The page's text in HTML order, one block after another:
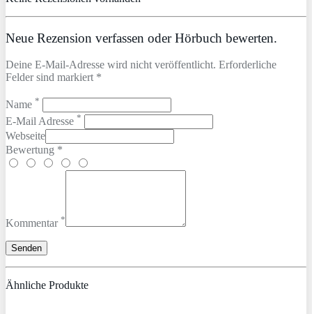
Neue Rezension verfassen oder Hörbuch bewerten.
Deine E-Mail-Adresse wird nicht veröffentlicht. Erforderliche
Felder sind markiert *
Name *
E-Mail Adresse *
Webseite
Bewertung *
Kommentar *
Ähnliche Produkte